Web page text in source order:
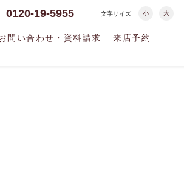
0120-19-5955 文字サイズ 小 大
問い合わせ・資料請求 来店予約